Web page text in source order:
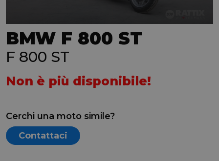
BMW F 800 ST
F 800 ST
Non è più disponibile!
Cerchi una moto simile?
Contattaci